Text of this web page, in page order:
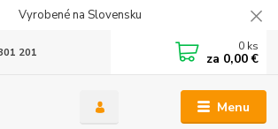
Vyrobené na Slovensku
Menu
201 0 ks
za 0,00 €